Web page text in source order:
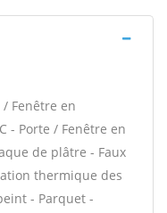
Fenêtre en
- Porte / Fenêtre en
de plâtre - Faux
thermique des
- Parquet -